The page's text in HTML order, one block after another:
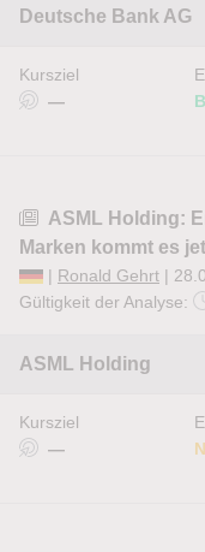
Deutsche Bank AG
Kursziel
—
ASML Holding:
Marken kommt es
| Ronald Gehrt |
Gültigkeit der Analyse:
ASML Holding
Kursziel
—